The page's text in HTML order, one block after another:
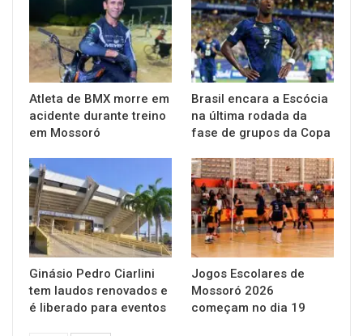
Atleta de BMX morre em
acidente durante treino
em Mossoró
Brasil encara a Escócia
na última rodada da
fase de grupos da Copa
Ginásio Pedro Ciarlini
tem laudos renovados e
é liberado para eventos
Jogos Escolares de
Mossoró 2026
começam no dia 19